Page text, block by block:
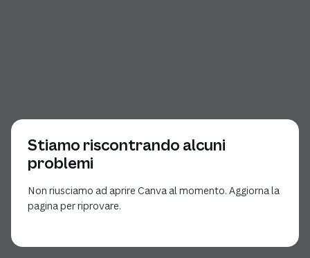
Stiamo riscontrando alcuni
problemi
Non riusciamo ad aprire Canva al momento. Aggiorna la
pagina per riprovare.